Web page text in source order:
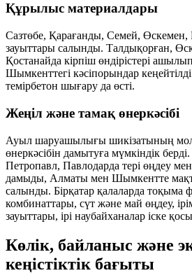
Құрылыс материалдары
Сазтөбе, Қарағанды, Семей,
зауыттары салынды. Талдықорған,
Қостанайда кірпіш өндірістері
Шымкенттегі кәсіпорындар
темірбетон шығару да өсті.
Жеңіл және тамақ өнеркәсібі
Ауыл шаруашылығы шикізатының
өнеркәсібін дамытуға мүмкіндік
Петропавл, Павлодарда тері өңдеу мен
дамыды, Алматы мен Шымкентте
салынды. Бірқатар қалаларда тоқыма
комбинаттары, сүт және май өңдеу,
зауыттары, ірі наубайханалар іске
Көлік, байланыс және
кеңістіктік бағыты